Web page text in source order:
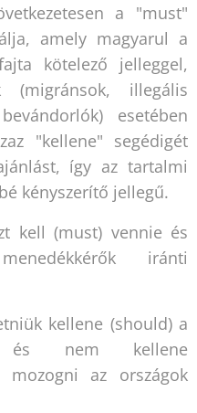
a "must"
amely magyarul a
kötelező jelleggel,
(migránsok, illegális
esetében
"kellene" segédigét
így az tartalmi
kényszerítő jellegű.
kell (must) vennie és
iránti
kellene (should) a
és nem kellene
mozogni az országok